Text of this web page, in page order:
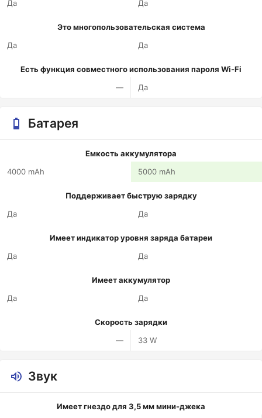
Да Да
Это многопользовательская система
Да
Да
Есть функция совместного использования пароля Wi-Fi
—
Да
Батарея
Емкость аккумулятора
4000 mAh
5000 mAh
Поддерживает быструю зарядку
Да
Да
Имеет индикатор уровня заряда батареи
Да
Да
Имеет аккумулятор
Да
Да
Скорость зарядки
—
33 W
Звук
Имеет гнездо для 3,5 мм мини-джека